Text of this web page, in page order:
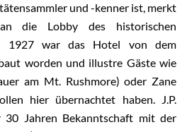
und -kenner ist, merkt
die Lobby des historischen
1927 war das Hotel von dem
worden und illustre Gäste wie
am Mt. Rushmore) oder Zane
hier übernachtet haben. J.P.
Jahren Bekanntschaft mit der